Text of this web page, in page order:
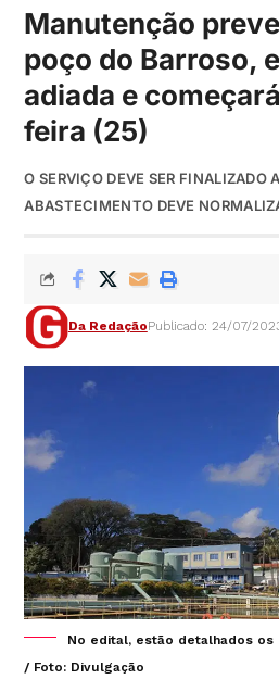
Manutenção
poço do Barroso,
adiada e
feira (25)
O SERVIÇO DEVE SER FINALIZADO
ABASTECIMENTO DEVE
Da RedaçãoPublicado: 24/07/
No edital, estão detalhados
/ Foto: Divulgação